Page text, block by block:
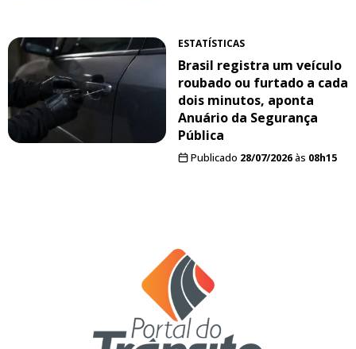
ESTATÍSTICAS
Brasil registra um veículo
roubado ou furtado a cada
dois minutos, aponta
Anuário da Segurança
Pública
Publicado 28/07/2026às 08h15